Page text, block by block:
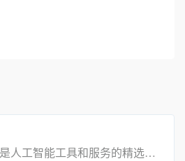
AllThingsAI，是人工智能工具和服务的精选目录，其专家团队会花时间测试每个AI工具，将其与最接近的竞争对手进行比较，并确定它是否值得您花时间。